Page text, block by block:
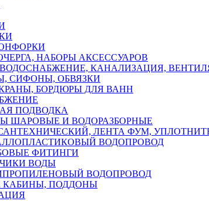
НАБОРЫ АКСЕССУАРОВ
КАНАЛИЗАЦИЯ,
СИФОНЫ, ОБВЯЗКИ
БОРДЮРЫ ДЛЯ ВАНН
ПОДВОДКА
ШАРОВЫЕ И ВОДОРАЗБОРНЫЕ
ЛЕНТА ФУМ,
ВОДОПРОВОД
ФИТИНГИ
ВОДЫ
ВОДОПРОВОД
ПОДДОНЫ